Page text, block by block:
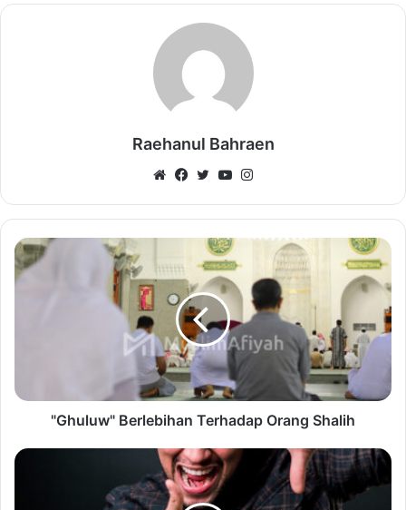
Raehanul Bahraen
WebsiteFacebook
TwitterYouTube
"Ghuluw" Berlebihan Terhadap Orang Shalih